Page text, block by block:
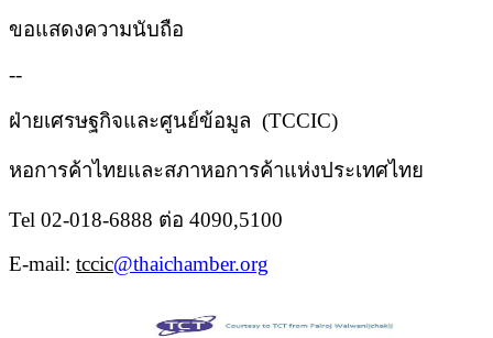
ขอแสดงความนับถือ
--
ฝ่ายเศรษฐกิจและศูนย์ข้อมูล (TCCIC)
หอการค้าไทยและสภาหอการค้าแห่งประเทศไทย
Tel 02-018-6888 ต่อ 4090,5100
E-mail: tccic@thaichamber.org